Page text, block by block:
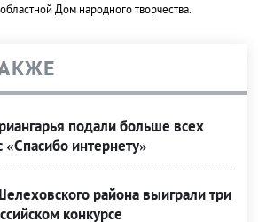
Дом народного творчества.
подали больше всех
«Спасибо интернету»
района выиграли три
конкурсе